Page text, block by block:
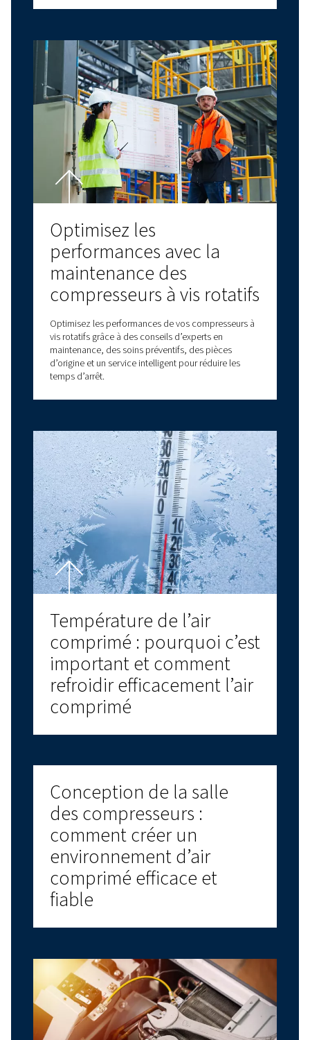
Notre conseil d’expert :
L’entretien et les réparations ne doivent être
par une personne qualifiée pour travailler sur un
compresseur.Contactez-nouspour discuter des
service spécifiques à votre installation.
Avez-vous des questions ?
Vous avez des questions sur le choix d'un
Worthington Creyssensac adapté à vos
experts, disponibles partout en France, sont
et votre efficacité opérationnelle.
Forts de plus de 90 ans d'expérience dans le
de l'air comprimé, Worthington Creyssensac
une gamme complète de compresseurs à vis
compresseurs à pistons, de compresseurs
de traitement d'air, comprenant notamment
sécheurs d'air. Nous proposons également
pour vous aider à prendre soin de votre
Contactez-nous dès aujourd'hui pour obtenir
support personnalisé et répondre à toutes vos
questions !
Découvrir plus de produits
DERNIERS BLOGS COMPRESSEURS À VIS
COMPRESSEURS À PISTONS